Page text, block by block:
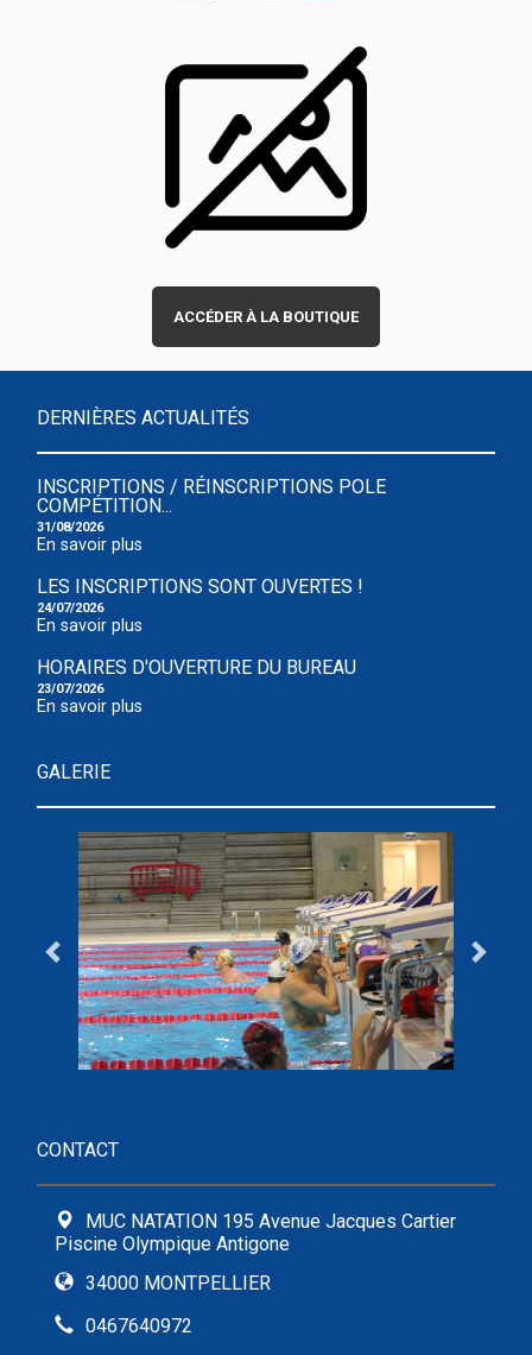
ACCÉDER À LA BOUTIQUE
DERNIÈRES ACTUALITÉS
INSCRIPTIONS / RÉINSCRIPTIONS POLE
COMPÉTITION...
31/08/2026
En savoir plus
LES INSCRIPTIONS SONT OUVERTES !
24/07/2026
En savoir plus
HORAIRES D'OUVERTURE DU BUREAU
23/07/2026
En savoir plus
GALERIE
CONTACT
MUC NATATION 195 Avenue Jacques Cartier
Piscine Olympique Antigone
34000 MONTPELLIER
0467640972